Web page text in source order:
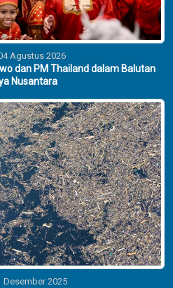
Agustus 2026
dan PM Thailand dalam Balutan
Nusantara
Desember 2025